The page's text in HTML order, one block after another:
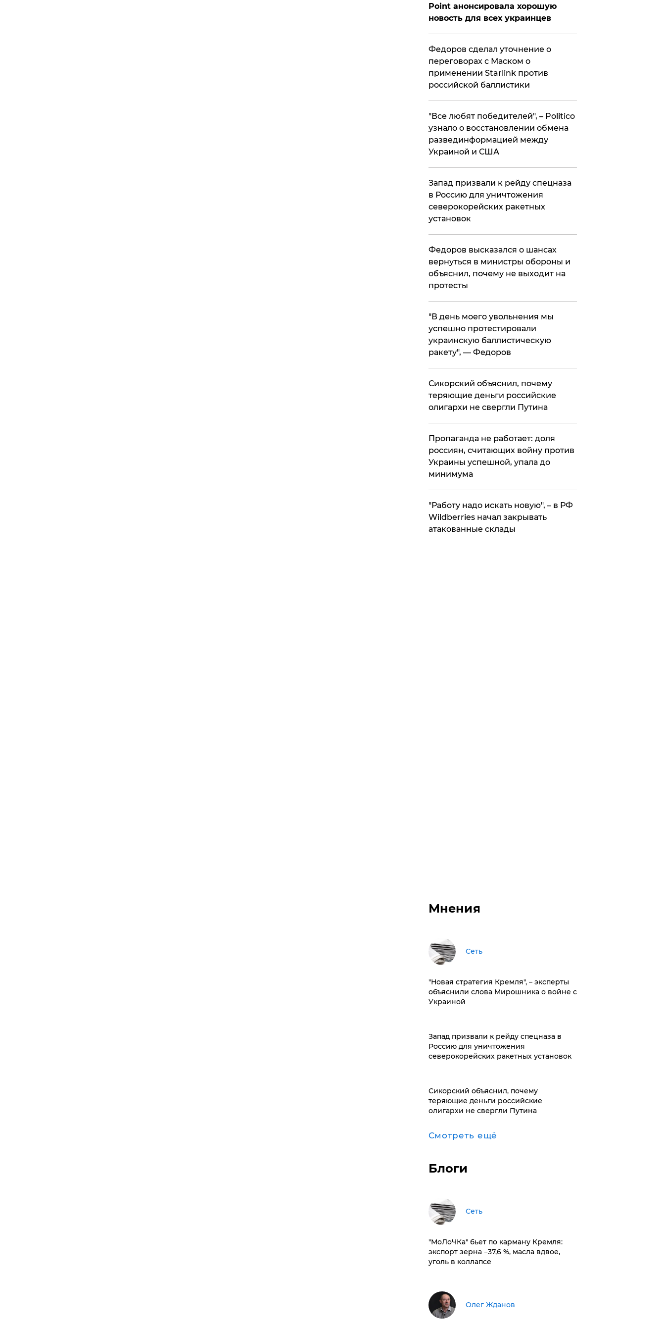
Point анонсировала хорошую
новость для всех украинцев
Федоров сделал уточнение о
переговорах с Маском о
применении Starlink против
российской баллистики
​"Все любят победителей", – Politico
узнало о восстановлении обмена
развединформацией между
Украиной и США
Запад призвали к рейду спецназа
в Россию для уничтожения
северокорейских ракетных
установок
Федоров высказался о шансах
вернуться в министры обороны и
объяснил, почему не выходит на
протесты
​"В день моего увольнения мы
успешно протестировали
украинскую баллистическую
ракету", — Федоров
Сикорский объяснил, почему
теряющие деньги российские
олигархи не свергли Путина
​Пропаганда не работает: доля
россиян, считающих войну против
Украины успешной, упала до
минимума
"Работу надо искать новую", – в РФ
Wildberries начал закрывать
атакованные склады
Мнения
Сеть
"Новая стратегия Кремля", – эксперты
объяснили слова Мирошника о войне с
Украиной
Запад призвали к рейду спецназа в
Россию для уничтожения
северокорейских ракетных установок
Сикорский объяснил, почему
теряющие деньги российские
олигархи не свергли Путина
Смотреть ещё
Блоги
Сеть
​"МоЛоЧКа" бьет по карману Кремля:
экспорт зерна −37,6 %, масла вдвое,
уголь в коллапсе
Олег Жданов